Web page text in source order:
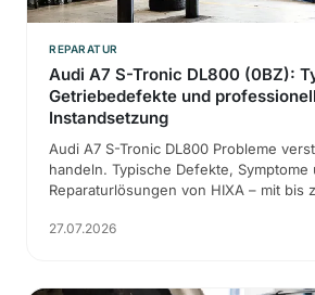
REPARATUR
Audi A7 S-Tronic DL800 (0BZ):
Getriebedefekte und
Instandsetzung
Audi A7 S-Tronic DL800 Probleme
handeln. Typische Defekte, Symptome
Reparaturlösungen von HIXA – mit bis
27.07.2026